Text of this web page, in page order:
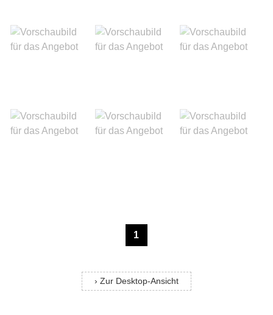
1
› Zur Desktop-Ansicht